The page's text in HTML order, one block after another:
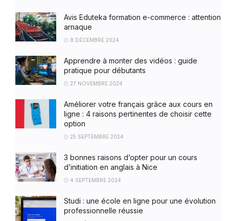
Avis Eduteka formation e-commerce : attention
arnaque
8 DÉCEMBRE 2024
Apprendre à monter des vidéos : guide
pratique pour débutants
27 NOVEMBRE 2024
Améliorer votre français grâce aux cours en
ligne : 4 raisons pertinentes de choisir cette
option
25 SEPTEMBRE 2024
3 bonnes raisons d’opter pour un cours
d’initiation en anglais à Nice
4 SEPTEMBRE 2024
Studi : une école en ligne pour une évolution
professionnelle réussie